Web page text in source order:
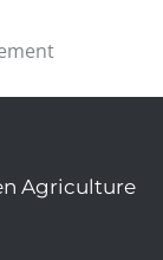
Agriculture